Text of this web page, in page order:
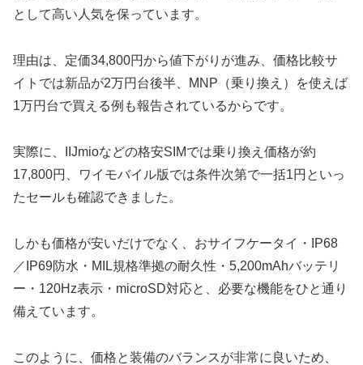
として高い人気を保っています。
理由は、定価34,800円から値下がりが進み、価格比較サ
イトでは新品が2万円台後半、MNP（乗り換え）を使えば
1万円台で買える例も報告されているからです。
実際に、IIJmioなどの格安SIMでは乗り換え価格が約
17,800円、ワイモバイル版では条件次第で一括1円といっ
たセールも確認できました。
しかも価格が安いだけでなく、おサイフケータイ・IP68
／IP69防水・MIL規格準拠の耐久性・5,200mAhバッテリ
ー・120Hz表示・microSD対応と、必要な機能をひと通り
備えています。
このように、価格と装備のバランスが非常に良いため、